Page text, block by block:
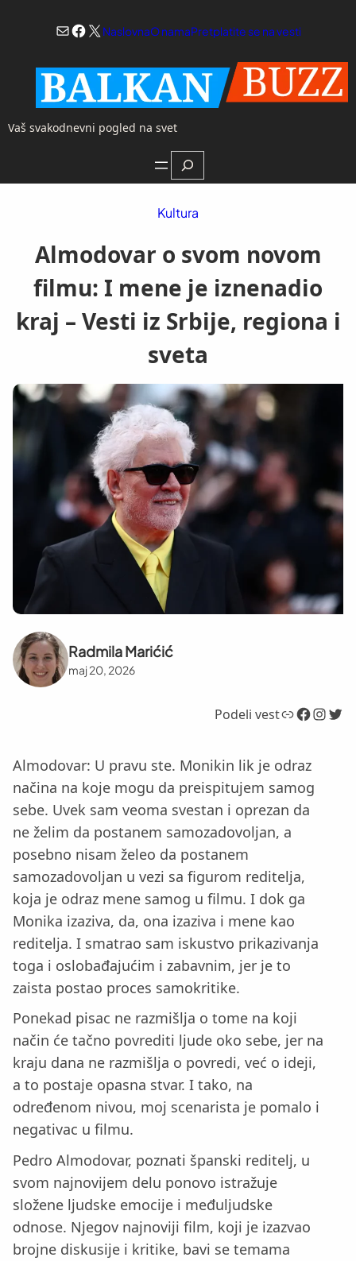
Mail
Facebook
X NaslovnaO namaPretplatite se na vesti
Vaš svakodnevni pogled na svet
Search
Kultura
Almodovar o svom novom
filmu: I mene je iznenadio
kraj – Vesti iz Srbije, regiona i
sveta
Radmila Marićić
maj 20, 2026
Podeli vestLink Facebook InstagramTwitter
Almodovar: U pravu ste. Monikin lik je odraz
načina na koje mogu da preispitujem samog
sebe. Uvek sam veoma svestan i oprezan da
ne želim da postanem samozadovoljan, a
posebno nisam želeo da postanem
samozadovoljan u vezi sa figurom reditelja,
koja je odraz mene samog u filmu. I dok ga
Monika izaziva, da, ona izaziva i mene kao
reditelja. I smatrao sam iskustvo prikazivanja
toga i oslobađajućim i zabavnim, jer je to
zaista postao proces samokritike.
Ponekad pisac ne razmišlja o tome na koji
način će tačno povrediti ljude oko sebe, jer na
kraju dana ne razmišlja o povredi, već o ideji,
a to postaje opasna stvar. I tako, na
određenom nivou, moj scenarista je pomalo i
negativac u filmu.
Pedro Almodovar, poznati španski reditelj, u
svom najnovijem delu ponovo istražuje
složene ljudske emocije i međuljudske
odnose. Njegov najnoviji film, koji je izazvao
brojne diskusije i kritike, bavi se temama